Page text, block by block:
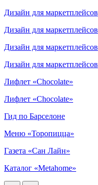
Дизайн для маркетплейсов
Дизайн для маркетплейсов
Дизайн для маркетплейсов
Дизайн для маркетплейсов
Лифлет «Chocolate»
Лифлет «Chocolate»
Гид по Барселоне
Меню «Торопицца»
Газета «Сан Лайн»
Каталог «Metahome»